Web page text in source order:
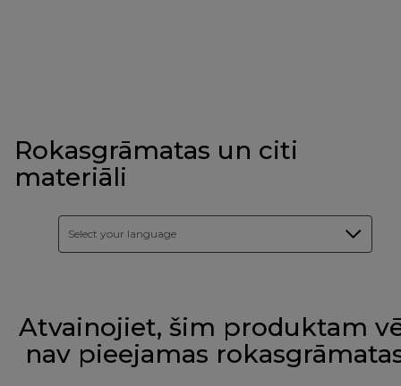
Rokasgrāmatas un citi
materiāli
Select your language
Atvainojiet, šim produktam
nav pieejamas